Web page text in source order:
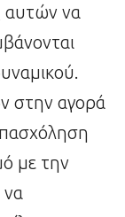
αυτών να
στην αγορά
με την
να